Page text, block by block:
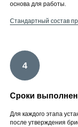
основа для работы.
Стандартный состав
Сроки
Для каждого этапа
после утверждения